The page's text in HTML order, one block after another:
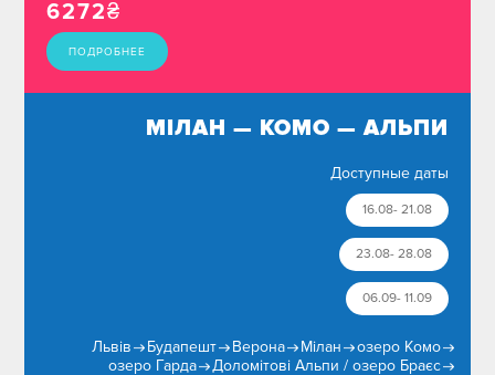
ИСКАТЬ
Месяц
6272₴
ПОДРОБНЕЕ
МІЛАН — КОМО — АЛЬПИ
Доступные даты
16.08- 21.08
23.08- 28.08
06.09- 11.09
Львів Будапешт Верона Мілан
озеро Комо
озеро Гарда
Доломітові Альпи / озеро Браєс